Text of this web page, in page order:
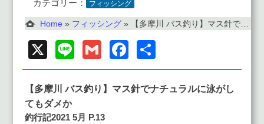
カテゴリー： フィッシング
Home » フィッシング » 【多摩川 バス釣り】マス針でナチュラルに泳がしてもダメか｜釣行記2021 5月 P.13
X Line GmailFacebook
有
【多摩川 バス釣り】マス針でナチュラルに泳がし
てもダメか
釣行記2021 5月 P.13